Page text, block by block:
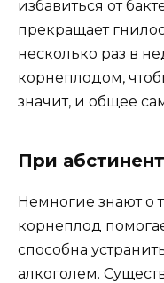
избавиться от
прекращает
несколько раз в
корнеплодом,
значит, и общее
При
Немногие знают о
корнеплод
способна
алкоголем.